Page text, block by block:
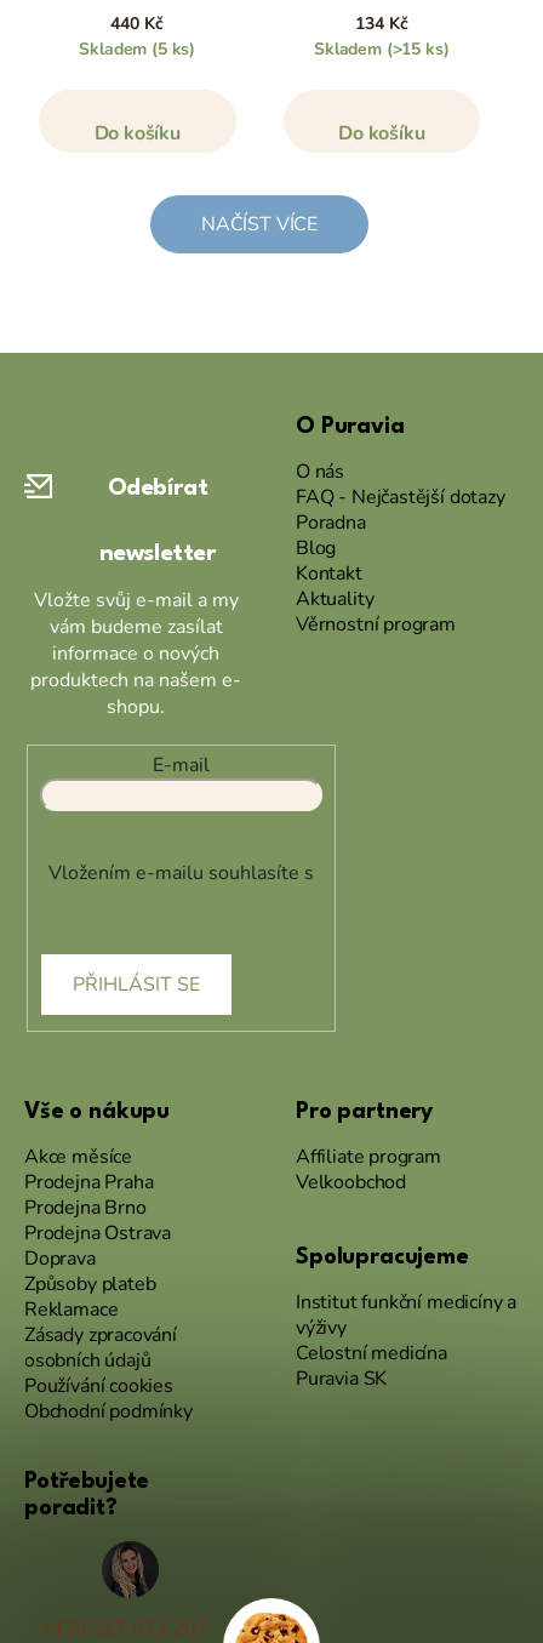
440 Kč
Skladem (5 ks)
Do košíku
134 Kč
Skladem (>15 ks)
Do košíku
NAČÍST VÍCE
Odebírat
newsletter
Vložte svůj e-mail a my
vám budeme zasílat
informace o nových
produktech na našem e-
shopu.
E-mail
Vložením e-mailu souhlasíte s
PŘIHLÁSIT SE
O Puravia
O nás
FAQ - Nejčastější dotazy
Poradna
Blog
Kontakt
Aktuality
Věrnostní program
Vše o nákupu
Akce měsíce
Prodejna Praha
Prodejna Brno
Prodejna Ostrava
Doprava
Způsoby plateb
Reklamace
Zásady zpracování
osobních údajů
Používání cookies
Obchodní podmínky
Pro partnery
Affiliate program
Velkoobchod
Spolupracujeme
Institut funkční medicíny a
výživy
Celostní medicína
Puravia SK
Potřebujete
poradit?
+420 227 072 207